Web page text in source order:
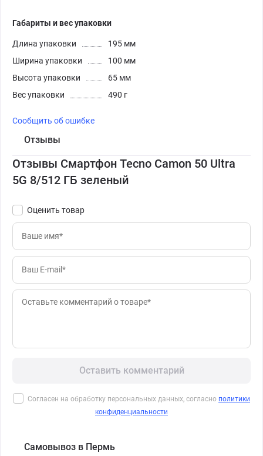
Габариты и вес упаковки
Длина упаковки
195 мм
Ширина упаковки
100 мм
Высота упаковки
65 мм
Вес упаковки
490 г
Сообщить об ошибке
Отзывы
Отзывы Смартфон Tecno Camon 50 Ultra
5G 8/512 ГБ зеленый
Оценить товар
Оставить комментарий
Согласен на обработку персональных данных, согласно политики
конфиденциальности
Самовывоз в Пермь